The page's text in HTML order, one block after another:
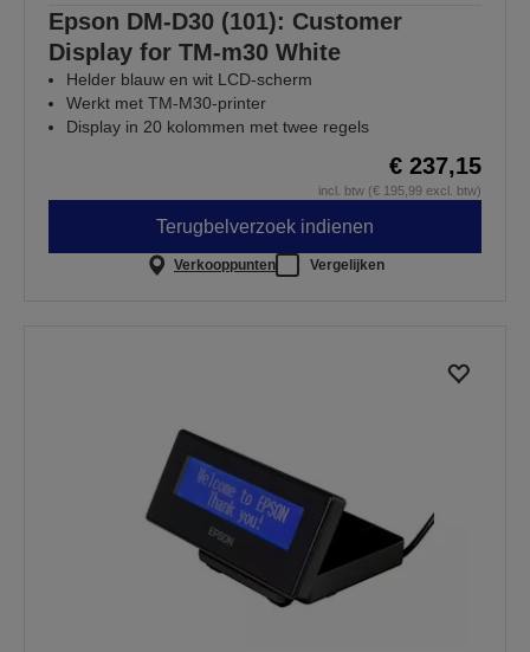
Epson DM-D30 (101): Customer
Display for TM-m30 White
Helder blauw en wit LCD-scherm
Werkt met TM-M30-printer
Display in 20 kolommen met twee regels
€ 237,15
incl. btw (€ 195,99 excl. btw)
Terugbelverzoek indienen
Verkooppunten Vergelijken